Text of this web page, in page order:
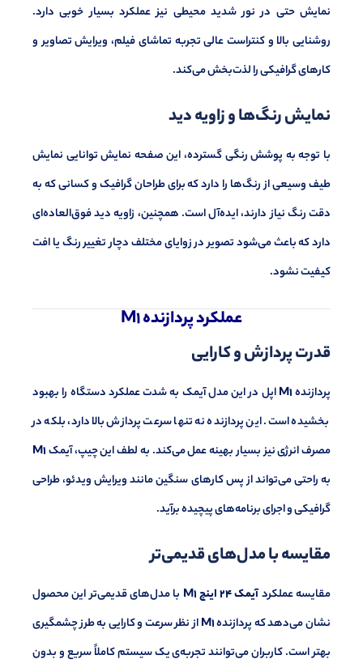
نمایش حتی در نور شدید محیطی نیز عملکرد بسیار خوبی دارد.
روشنایی بالا و کنتراست عالی تجربه تماشای فیلم، ویرایش تصاویر و
کارهای گرافیکی را لذت‌بخش می‌کند.
نمایش رنگ‌ها و زاویه دید
با توجه به پوشش رنگی گسترده، این صفحه نمایش توانایی نمایش
طیف وسیعی از رنگ‌ها را دارد که برای طراحان گرافیک و کسانی که به
دقت رنگ نیاز دارند، ایده‌آل است. همچنین، زاویه دید فوق‌العاده‌ای
دارد که باعث می‌شود تصویر در زوایای مختلف دچار تغییر رنگ یا افت
کیفیت نشود.
عملکرد پردازنده M1
قدرت پردازش و کارایی
پردازندهM1اپل در این مدل آیمک به شدت عملکرد دستگاه را بهبود
بخشیده است. این پردازنده نه تنها سرعت پردازش بالا دارد، بلکه در
مصرف انرژی نیز بسیار بهینه عمل می‌کند. به لطف این چیپ، آیمکM1
به راحتی می‌تواند از پس کارهای سنگین مانند ویرایش ویدئو، طراحی
گرافیکی و اجرای برنامه‌های پیچیده برآید.
مقایسه با مدل‌های قدیمی‌تر
مقایسه عملکردآیمک 24 اینچ M1
با مدل‌های قدیمی‌تر این محصول
نشان می‌دهد که پردازندهM1از نظر سرعت و کارایی به طرز چشمگیری
بهتر است. کاربران می‌توانند تجربه‌ی یک سیستم کاملاً سریع و بدون